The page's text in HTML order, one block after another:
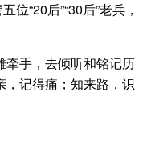
位“20后”“30后”老兵，
手，去倾听和铭记历
记得痛；知来路，识